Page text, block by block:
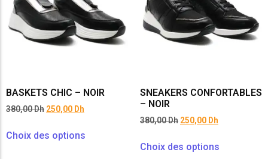
BASKETS CHIC – NOIR
380,00Dh 250,00 Dh
Choix des options
SNEAKERS CONFORTABLES
– NOIR
380,00Dh 250,00 Dh
Choix des options